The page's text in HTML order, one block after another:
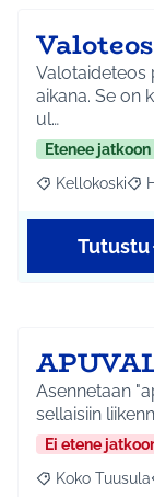
Valotaideteos
aikana. Se on
ul…
Etenee jatkoon
Rajaa tulokset
Kellokoski
Tutustu
Asennetaan
sellaisiin
Ei etene
Rajaa tulokset
Koko Tuusula